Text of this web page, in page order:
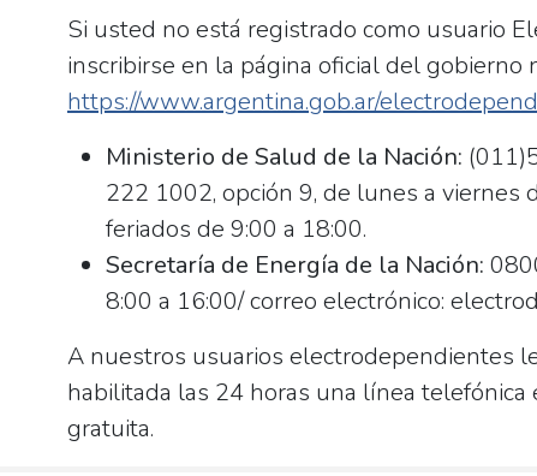
Si usted no está registrado como usuario
inscribirse en la página oficial del gobierno
https://www.argentina.gob.ar/
Ministerio de Salud de la Nación:
222 1002, opción 9, de lunes a viernes
feriados de 9:00 a 18:00.
Secretaría de Energía de la Nación:
8:00 a 16:00/ correo electrónico:
A nuestros usuarios electrodependientes
habilitada las 24 horas una línea telefónica
gratuita.